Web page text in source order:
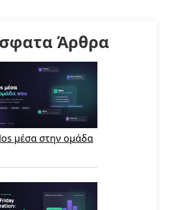
Άρθρα
μέσα στην ομάδα